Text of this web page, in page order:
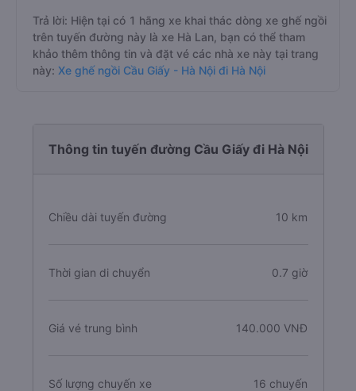
Trả lời: Hiện tại có 1 hãng xe khai thác dòng xe ghế ngồi
trên tuyến đường này là xe Hà Lan, bạn có thể tham
khảo thêm thông tin và đặt vé các nhà xe này tại trang
này: Xe ghế ngồi Cầu Giấy - Hà Nội đi Hà Nội
Thông tin tuyến đường Cầu Giấy đi Hà Nội
Chiều dài tuyến đường 10 km
Thời gian di chuyển 0.7 giờ
Giá vé trung bình 140.000 VNĐ
Số lượng chuyến xe 16 chuyến